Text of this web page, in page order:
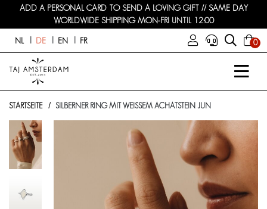
ADD A PERSONAL CARD TO SEND A LOVING GIFT // SAME DAY
WORLDWIDE SHIPPING MON-FRI UNTIL 12:00
NL DE EN FR 0
STARTSEITE SILBERNER RING MIT WEISSEM ACHATSTEIN JUN